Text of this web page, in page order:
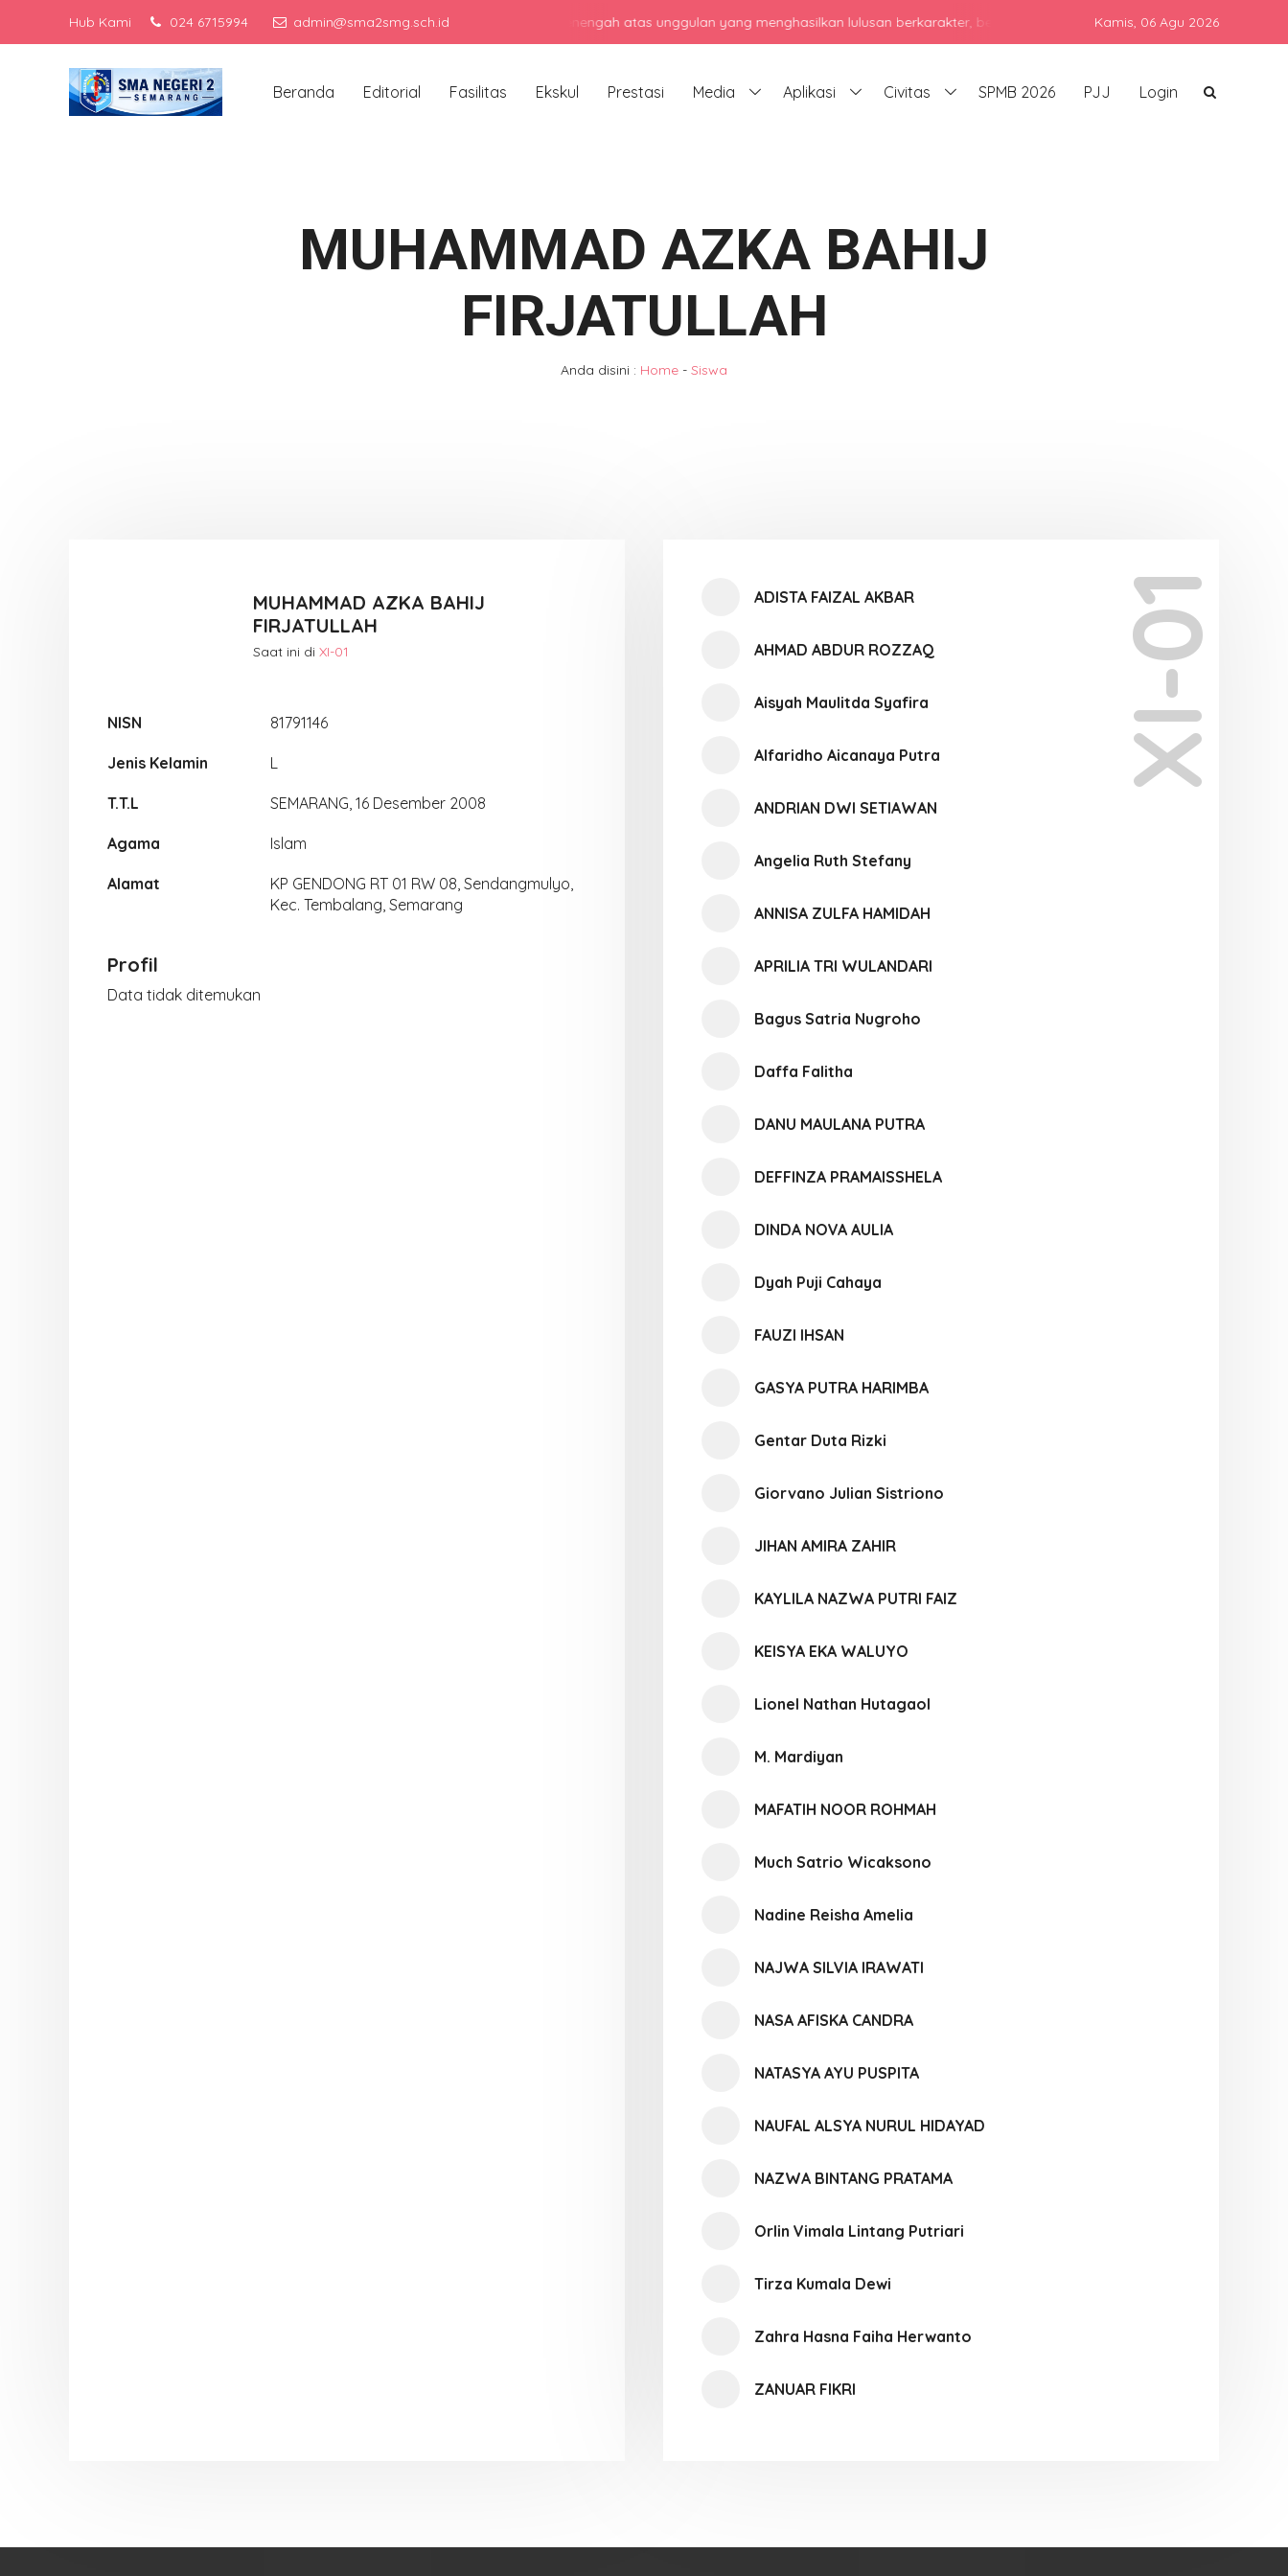
Hub Kami 024 6715994 admin@sma2smg.sch.idMenjadi sekolah menengah atas unggulan yang menghasilkan lulusan berkarakter, berprestasi, dan siap bersaing di era global dengan
Kamis, 06 Agu 2026
Beranda Editorial Fasilitas Ekskul Prestasi Media Aplikasi Civitas SPMB 2026 PJJ Login
MUHAMMAD AZKA BAHIJ
FIRJATULLAH
Anda disini : Home - Siswa
MUHAMMAD AZKA BAHIJ
FIRJATULLAH
Saat ini diXI-01
NISN 81791146
Jenis Kelamin L
T.T.L SEMARANG, 16 Desember 2008
Agama Islam
Alamat
KP GENDONG RT 01 RW 08, Sendangmulyo,
Kec. Tembalang, Semarang
Profil
Data tidak ditemukan
XI-01
ADISTA FAIZAL AKBAR
AHMAD ABDUR ROZZAQ
Aisyah Maulitda Syafira
Alfaridho Aicanaya Putra
ANDRIAN DWI SETIAWAN
Angelia Ruth Stefany
ANNISA ZULFA HAMIDAH
APRILIA TRI WULANDARI
Bagus Satria Nugroho
Daffa Falitha
DANU MAULANA PUTRA
DEFFINZA PRAMAISSHELA
DINDA NOVA AULIA
Dyah Puji Cahaya
FAUZI IHSAN
GASYA PUTRA HARIMBA
Gentar Duta Rizki
Giorvano Julian Sistriono
JIHAN AMIRA ZAHIR
KAYLILA NAZWA PUTRI FAIZ
KEISYA EKA WALUYO
Lionel Nathan Hutagaol
M. Mardiyan
MAFATIH NOOR ROHMAH
Much Satrio Wicaksono
Nadine Reisha Amelia
NAJWA SILVIA IRAWATI
NASA AFISKA CANDRA
NATASYA AYU PUSPITA
NAUFAL ALSYA NURUL HIDAYAD
NAZWA BINTANG PRATAMA
Orlin Vimala Lintang Putriari
Tirza Kumala Dewi
Zahra Hasna Faiha Herwanto
ZANUAR FIKRI